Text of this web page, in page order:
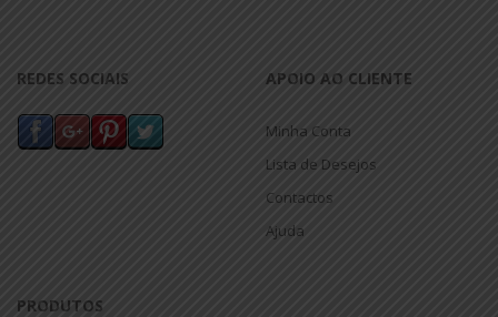
REDES SOCIAIS APOIO AO CLIENTE
Minha Conta
Lista de Desejos
Contactos
Ajuda
PRODUTOS